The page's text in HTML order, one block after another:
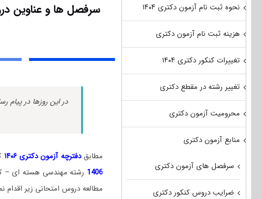
سرفصل ها و عناوین
در این روزها در پیام
مطابق دفترچه آزمون دکتری ۱۴۰۶
1406 رشته مهندسی هسته ای –
مطالعه دروس امتحانی زیر اقدام
نحوه ثبت نام آزمون دکتری ۱۴۰۴
هزینه ثبت نام آزمون دکتری
تغییرات کنکور دکتری ۱۴۰۴
تغییر رشته در مقطع دکتری
محرومیت آزمون دکتری
منابع آزمون دکتری
سرفصل های آزمون دکتری
ضرایب دروس کنکور دکتری